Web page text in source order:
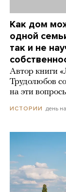
Как дом
одной
так и не
Автор книги
Трудолюбов
на эти
ИСТОРИИ день